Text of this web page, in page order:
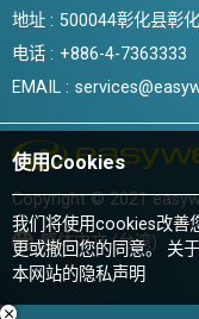
使用Cookies
我们将使用cookies改善
更或撤回您的同意。 关
本网站的隐私声明
地址 : 500044彰化县彰
电话 : +886-4-7363333
EMAIL :
Copyright © 2021
繁体中文 (台湾)